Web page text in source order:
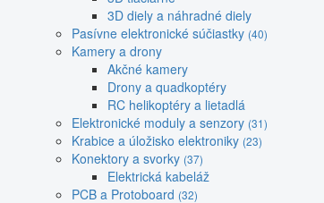
3D diely a náhradné diely
Pasívne elektronické súčiastky (40)
Kamery a drony
Akčné kamery
Drony a quadkoptéry
RC helikoptéry a lietadlá
Elektronické moduly a senzory (31)
Krabice a úložisko elektroniky (23)
Konektory a svorky (37)
Elektrická kabeláž
PCB a Protoboard (32)